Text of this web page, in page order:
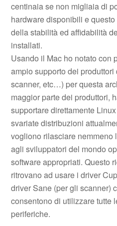
centinaia se non migliaia di
hardware disponibili e
della stabilità ed affidabilità
installati.
Usando il Mac ho notato con
ampio supporto dei
scanner, etc…) per questa
maggior parte dei produttori,
supportare direttamente
svariate distribuzioni
vogliono rilasciare nemmeno
agli sviluppatori del mondo
software appropriati. Questo
ritrovano ad usare i driver
driver Sane (per gli scanner)
consentono di utilizzare tutte
periferiche.